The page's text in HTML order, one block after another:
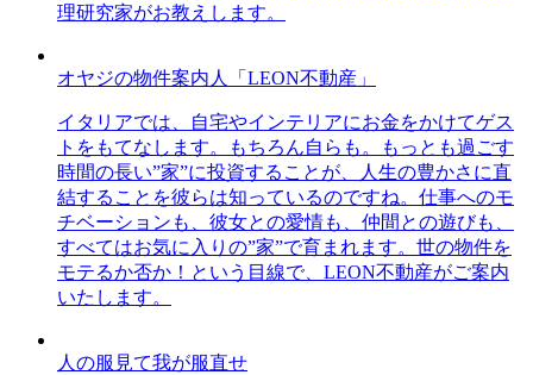
理研究家がお教えします。
オヤジの物件案内人「LEON不動産」
イタリアでは、自宅やインテリアにお金をかけてゲス
トをもてなします。もちろん自らも。もっとも過ごす
時間の長い”家”に投資することが、人生の豊かさに直
結することを彼らは知っているのですね。仕事へのモ
チベーションも、彼女との愛情も、仲間との遊びも、
すべてはお気に入りの”家”で育まれます。世の物件を
モテるか否か！という目線で、LEON不動産がご案内
いたします。
人の服見て我が服直せ